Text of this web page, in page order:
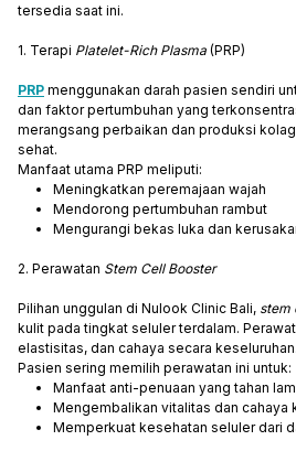
tersedia saat ini.
1. Terapi Platelet-Rich Plasma (PRP)
PRP menggunakan darah pasien sendiri
dan faktor pertumbuhan yang
merangsang perbaikan dan produksi
sehat.
Manfaat utama PRP meliputi:
Meningkatkan peremajaan wajah
Mendorong pertumbuhan rambut
Mengurangi bekas luka dan
2. Perawatan Stem Cell Booster
Pilihan unggulan di Nulook Clinic Bali, stem
kulit pada tingkat seluler terdalam.
elastisitas, dan cahaya secara keseluruhan.
Pasien sering memilih perawatan ini untuk:
Manfaat anti-penuaan yang tahan
Mengembalikan vitalitas dan cahaya
Memperkuat kesehatan seluler dari